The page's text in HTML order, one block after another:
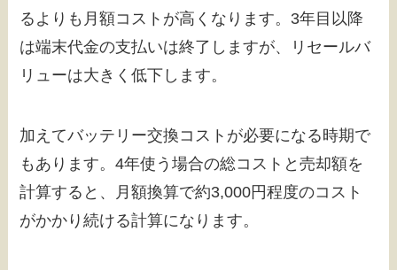
るよりも月額コストが高くなります。3年目以降
は端末代金の支払いは終了しますが、リセールバ
リューは大きく低下します。
加えてバッテリー交換コストが必要になる時期で
もあります。4年使う場合の総コストと売却額を
計算すると、月額換算で約3,000円程度のコスト
がかかり続ける計算になります。